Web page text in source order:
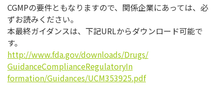
CGMPの要件ともなりますので、関係企業にあっては、 必
ずお読みください。
本最終ガイダンスは、下記URLからダウンロード可能で
す。
http://www.fda.gov/downloads/Drugs/
GuidanceComplianceRegulatoryIn
formation/Guidances/UCM353925.pdf